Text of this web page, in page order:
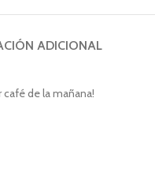
ADICIONAL
de la mañana!